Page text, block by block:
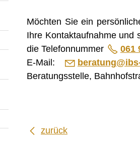
Möchten Sie ein
Ihre Kontaktaufnahme und
die Telefonnummer
061
E-Mail:
b r t ng
Beratungsstelle,
zurück